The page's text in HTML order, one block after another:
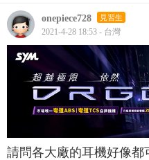
onepiece728 見習生
2021-4-28 18:53 - 台灣
請問各大廠的耳機好像